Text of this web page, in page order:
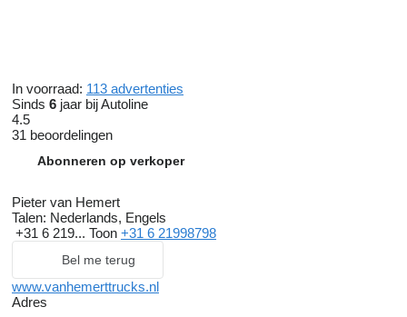
In voorraad: 113 advertenties
Sinds 6 jaar bij Autoline
4.5
31 beoordelingen
Abonneren op verkoper
Pieter van Hemert
Talen: Nederlands, Engels
+31 6 219... Toon +31 6 21998798
Bel me terug
www.vanhemerttrucks.nl
Adres